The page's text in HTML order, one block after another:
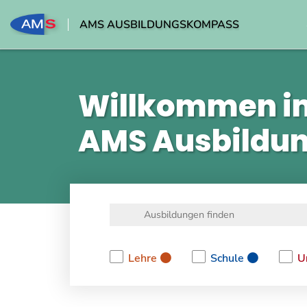
AMS AUSBILDUNGSKOMPASS
Willkommen
AMS
Lehre Schule